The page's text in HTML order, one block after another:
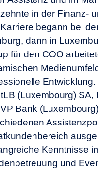
in der Finanz-
begann bei
dann in
für den COO
(Luxembourg)
Bank
Kenntnisse
und